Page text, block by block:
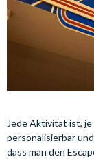
Jede Aktivität ist,
personalisierbar
dass man den